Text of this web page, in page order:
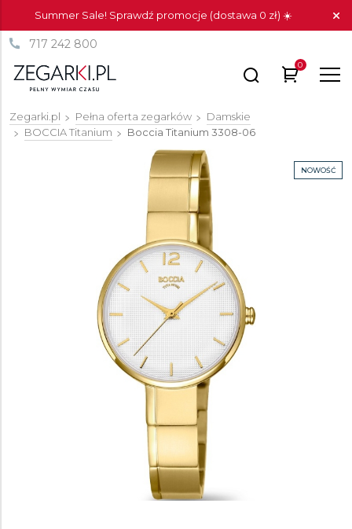
Summer Sale! Sprawdź promocje (dostawa 0 zł) ☀️
717 242 800
0
Zegarki.pl Pełna oferta zegarków
Damskie
BOCCIA Titanium
Boccia Titanium 3308-06
NOWOŚĆ